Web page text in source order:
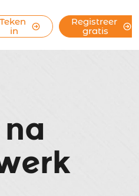
Teken
in
Registreer
gratis